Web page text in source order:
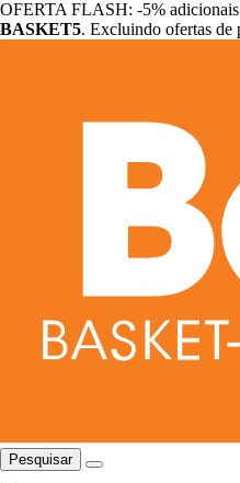
OFERTA FLASH: -5%
BASKET5. Excluindo ofertas de
Pesquisar